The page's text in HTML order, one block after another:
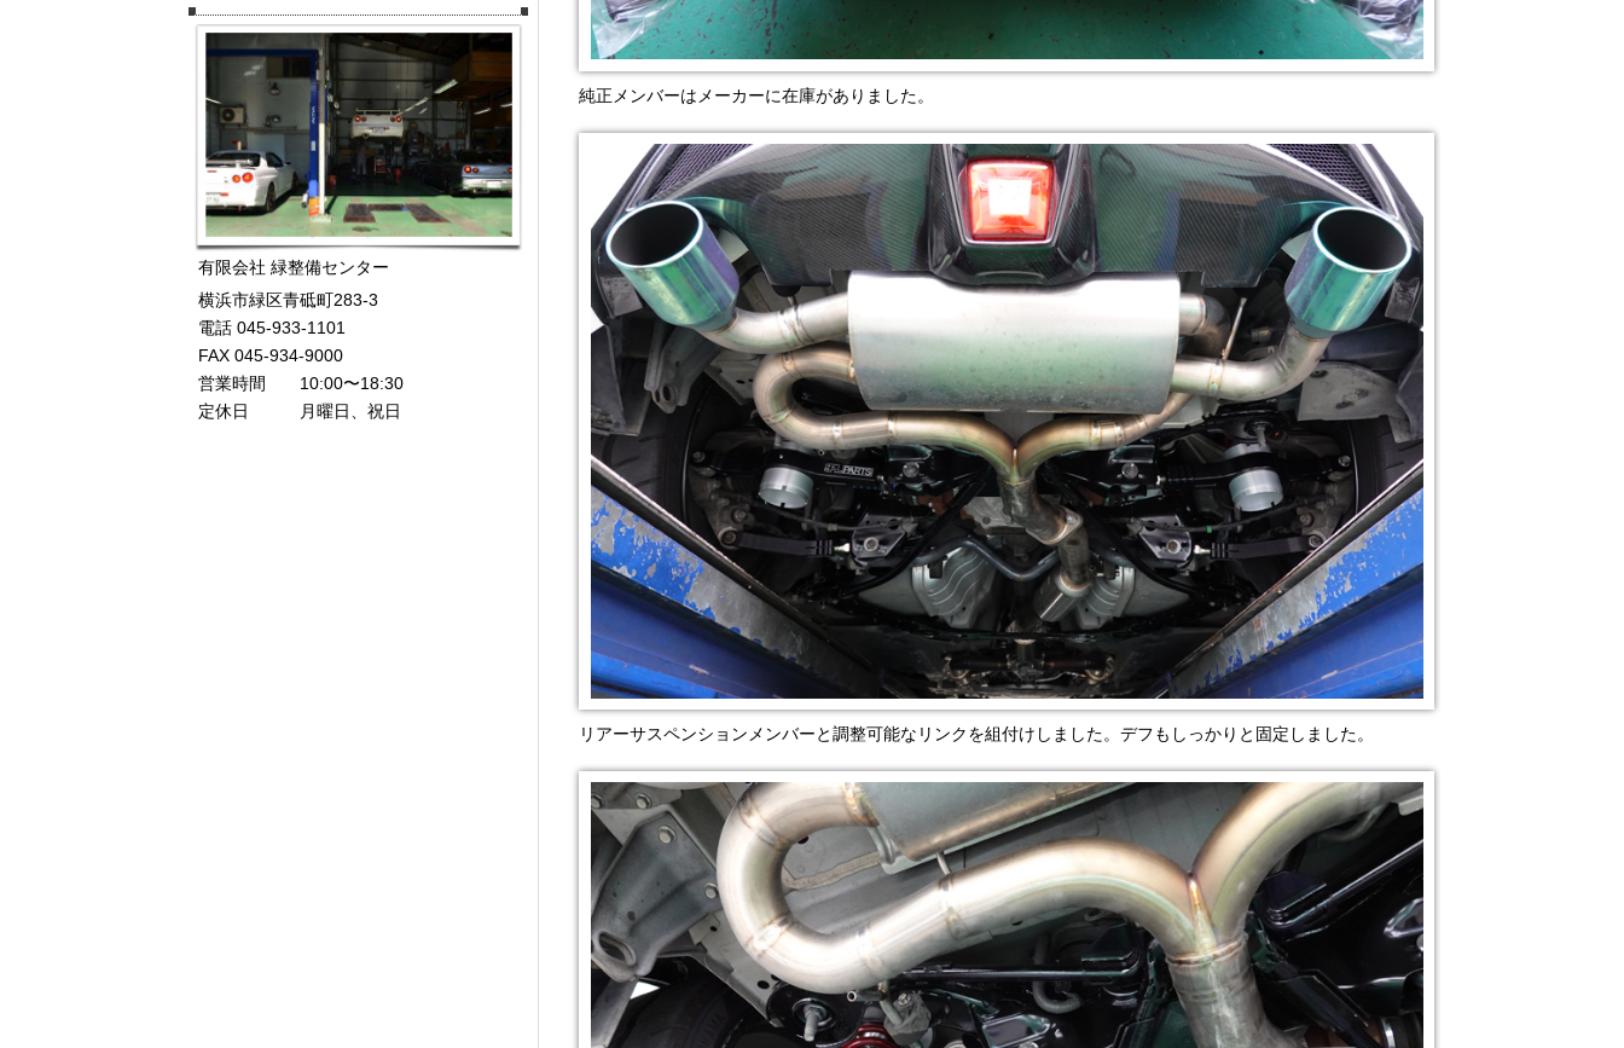
純正メンバーはメーカーに在庫がありました。
リアーサスペンションメンバーと調整可能なリンクを組付けしました。デフもしっかりと固定しました。
有限会社 緑整備センター
横浜市緑区青砥町283-3
電話 045-933-1101
FAX 045-934-9000
営業時間 10:00〜18:30
定休日 月曜日、祝日